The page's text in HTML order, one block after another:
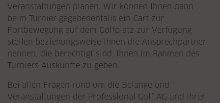
Veranstaltungen planen. Wir können Ihnen dann
beim Turnier gegebenenfalls ein Cart zur
Fortbewegung auf dem Golfplatz zur Verfügung
stellen beziehungsweise Ihnen die Ansprechpartner
nennen, die berechtigt sind, Ihnen im Rahmen des
Turniers Auskünfte zu geben.
Bei allen Fragen rund um die Belange und
Veranstaltungen der Professional Golf AG und ihrer